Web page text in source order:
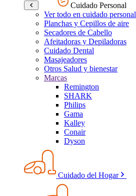
Cuidado Personal
Ver todo en cuidado personal
Planchas y Cepillos de aire
Secadores de Cabello
Afeitadoras y Depiladoras
Cuidado Dental
Masajeadores
Otros Salud y bienestar
Marcas
Remington
SHARK
Philips
Gama
Kalley
Conair
Dyson
Cuidado del Hogar